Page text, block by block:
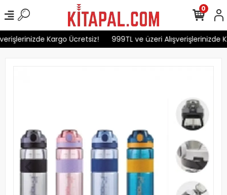
Kargo Ücretsiz! 999TL ve üzeri Alışverişlerinizde
0